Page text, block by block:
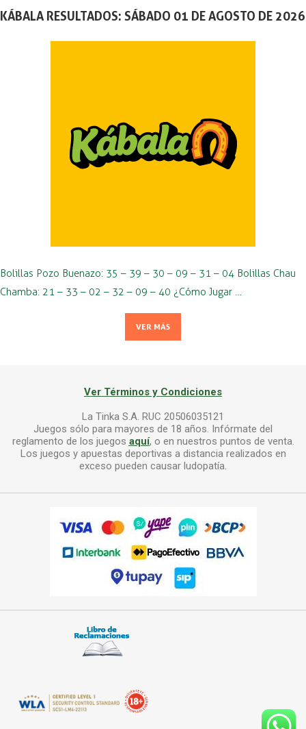
KÁBALA RESULTADOS: SÁBADO 01 DE AGOSTO DE 2026
Bolillas Pozo Buenazo: 35 – 39 – 30 – 09 – 31 – 04 Bolillas Chau
Chamba: 21 – 33 – 02 – 32 – 09 – 40 ¿Cómo Jugar …
VER MÁS
Ver Términos y Condiciones
La Tinka S.A. RUC 20506035121
Juegos sólo para mayores de 18 años. Infórmate del
reglamento de los juegos aquí, o en nuestros puntos de venta.
Los juegos y apuestas deportivas a distancia realizados en
exceso pueden causar ludopatía.